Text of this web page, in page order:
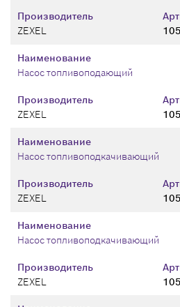
Производитель
ZEXEL
Производитель
ZEXEL
Наименование
Насос топливоподающий
Производитель
ZEXEL
Наименование
Насос топливоподкачивающий
Производитель
ZEXEL
Наименование
Насос топливоподкачивающий